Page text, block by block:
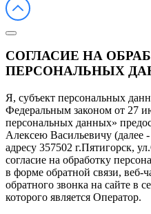
СОГЛАСИЕ НА
ПЕРСОНАЛЬНЫХ
Я, субъект персональных
Федеральным законом от 27
персональных данных»
Алексею Васильевичу (далее
адресу 357502 г.Пятигорск,
согласие на обработку
в форме обратной связи, веб-
обратного звонка на сайте в
которого является Оператор.